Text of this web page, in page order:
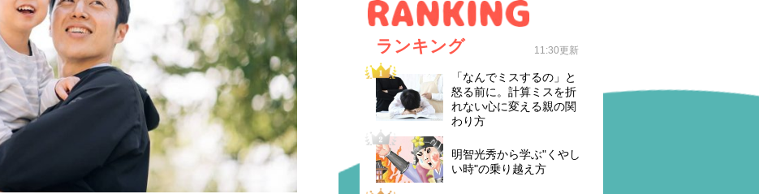
ランキング 11:30更新
「なんでミスするの」と
怒る前に。計算ミスを折
れない心に変える親の関
わり方
明智光秀から学ぶ"くやし
い時"の乗り越え方